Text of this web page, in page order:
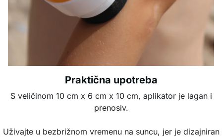
Praktična upotreba
S veličinom 10 cm x 6 cm x 10 cm, aplikator je lagan i
prenosiv.
Uživajte u bezbrižnom vremenu na suncu, jer je dizajniran